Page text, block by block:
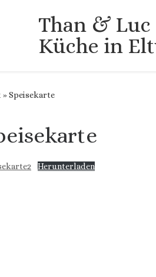
Than &
Küche in
»Speisekarte
Herunterladen